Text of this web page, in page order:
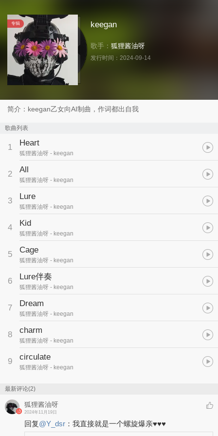
专辑 keegan
歌手： 狐狸酱油呀
发行时间： 2024-09-14
简介：keegan乙女向AI制曲，作词都出自我
歌曲列表
1 Heart
狐狸酱油呀 - keegan
2 All
狐狸酱油呀 - keegan
3 Lure
狐狸酱油呀 - keegan
4 Kid
狐狸酱油呀 - keegan
5 Cage
狐狸酱油呀 - keegan
6 Lure伴奏
狐狸酱油呀 - keegan
7 Dream
狐狸酱油呀 - keegan
8 charm
狐狸酱油呀 - keegan
9 circulate
狐狸酱油呀 - keegan
最新评论(2)
狐狸酱油呀
2024年11月19日
回复@Y_dsr ： 我直接就是一个螺旋爆亲♥♥♥